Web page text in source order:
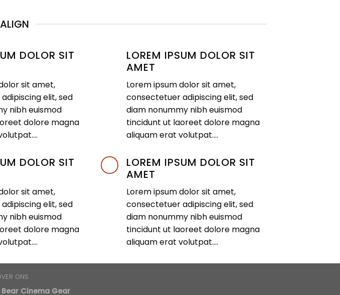
DOLOR SIT
sit amet,
elit, sed
nibh euismod
dolore magna
LOREM IPSUM DOLOR SIT
AMET
Lorem ipsum dolor sit amet,
consectetuer adipiscing elit, sed
diam nonummy nibh euismod
tincidunt ut laoreet dolore magna
aliquam erat volutpat….
DOLOR SIT
sit amet,
elit, sed
nibh euismod
dolore magna
LOREM IPSUM DOLOR SIT
AMET
Lorem ipsum dolor sit amet,
consectetuer adipiscing elit, sed
diam nonummy nibh euismod
tincidunt ut laoreet dolore magna
aliquam erat volutpat….
ONS
Bear Cinema Gear